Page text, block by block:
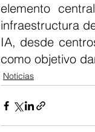
elemento
infraestructura
IA, desde
como objetivo
Noticias